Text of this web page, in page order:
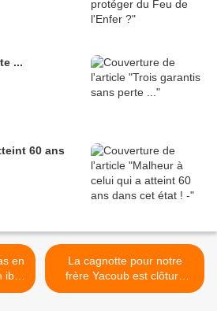
...
60 ans
La cagnotte pour notre
frère Yacoub est clôturé
(qu’Allāh vous récompense)